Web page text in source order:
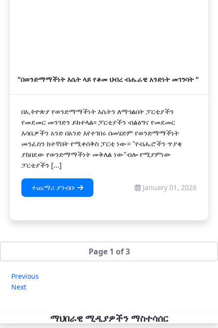
"በወንድማማችነት እሴት ላይ የቆመ ህብረ ብሔራዊ አንድነት መገንባት "
በኢትዮጵያ የወንድማማችነት እሴትን ለማጎልበት ፓርቲያችን
የመደመር መንገድን ይከተላል፡፡ ፓርቲያችን ብልፅግና የመደመር
እሳቤዎችን አንድ በአንድ እየተገበሩ በመሄድም የወንድማማችነት
መንፈስን ከተኛበት የሚቀሰቅስ ፓርቲ ነው። "የብሔሮችን ጥያቄ
ያከበደው የወንድማማችነት መቅለል ነው"ብሎ የሚያምነው
ፓርቲያችን [...]
ተጨማሪ ያንብቡ January 01, 2026
Page 1 of 3
Previous
Next
ማህበራዊ ሚዲያዎችን ማስተሳሰር